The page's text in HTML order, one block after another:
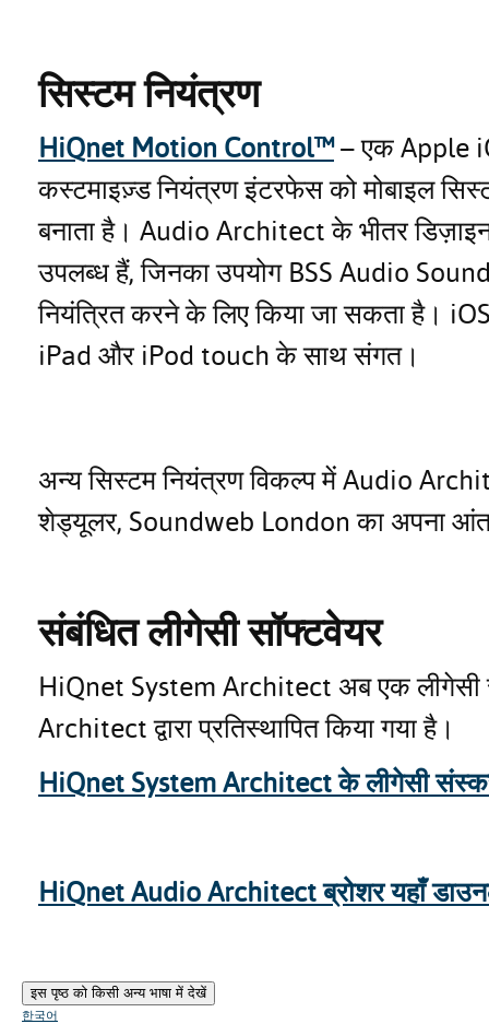
सिस्टम नियंत्रण
HiQnet Motion Control™– एक Apple
कस्टमाइज़्ड नियंत्रण इंटरफेस को मोबाइल
बनाता है। Audio Architect के भीतर
उपलब्ध हैं, जिनका उपयोग BSS Audio
नियंत्रित करने के लिए किया जा सकता है।
iPad और iPod touch के साथ संगत।
अन्य सिस्टम नियंत्रण विकल्प में Audio
शेड्यूलर, Soundweb London का अपना
संबंधित लीगेसी सॉफ्टवेयर
HiQnet System Architect अब एक
Architect द्वारा प्रतिस्थापित किया गया है।
HiQnet System Architect के लीगेसी
HiQnet Audio Architect ब्रोशर यहाँ
इस पृष्ठ को किसी अन्य भाषा में देखें
한국어